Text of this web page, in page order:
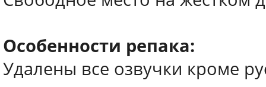
Особенности репака:
Удалены все озвучки кроме